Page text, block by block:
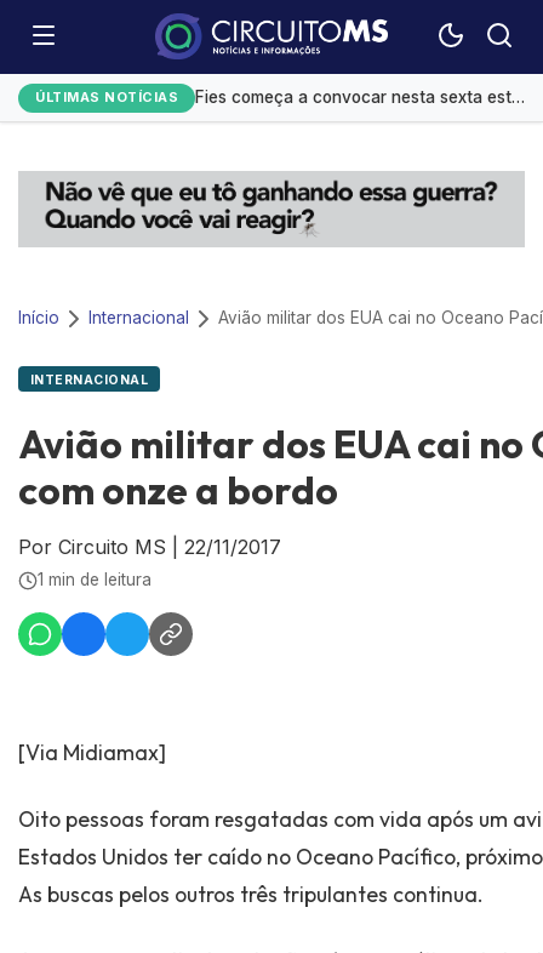
ÚLTIMAS NOTÍCIAS Fies começa a convocar nesta sexta estudantes em lista de espera
Mato Grosso do Sul amplia ações de alfabetização infantil
Início Internacional
INTERNACIONAL
Avião militar dos EUA cai no
com onze a bordo
Por Circuito MS 22/11/2017
1 min de leitura
[Via Midiamax]
Oito pessoas foram resgatadas com vida após um
Estados Unidos ter caído no Oceano Pacífico,
As buscas pelos outros três tripulantes continua.